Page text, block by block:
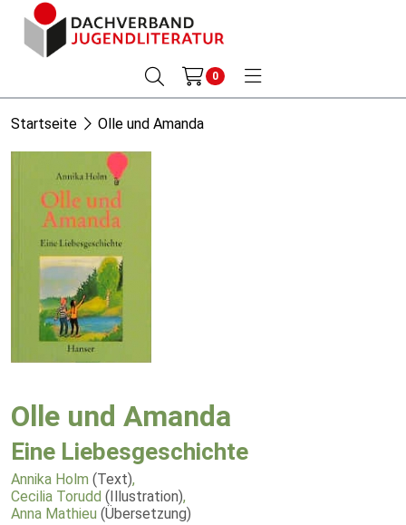
0
Startseite Olle und Amanda
Olle und Amanda
Eine Liebesgeschichte
Annika Holm (Text),
Cecilia Torudd (Illustration),
Anna Mathieu (Übersetzung)